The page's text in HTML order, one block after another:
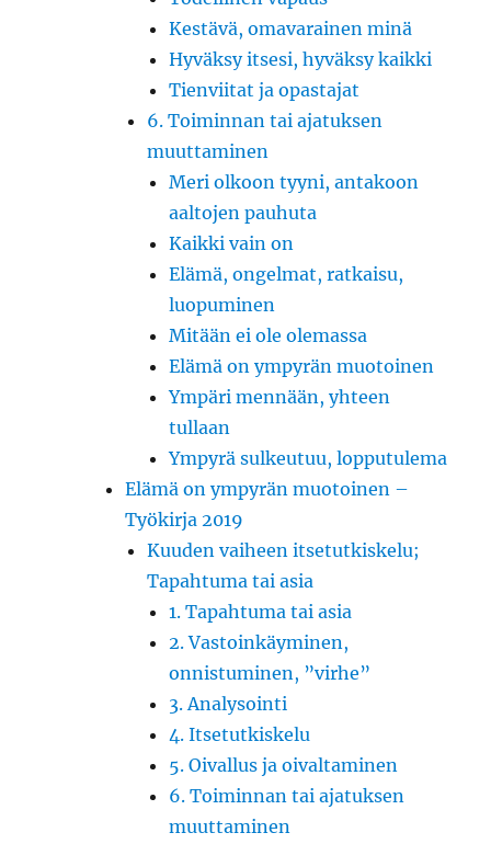
Kestävä, omavarainen minä
Hyväksy itsesi, hyväksy kaikki
Tienviitat ja opastajat
6. Toiminnan tai ajatuksen
muuttaminen
Meri olkoon tyyni, antakoon
aaltojen pauhuta
Kaikki vain on
Elämä, ongelmat, ratkaisu,
luopuminen
Mitään ei ole olemassa
Elämä on ympyrän muotoinen
Ympäri mennään, yhteen
tullaan
Ympyrä sulkeutuu, lopputulema
Elämä on ympyrän muotoinen –
Työkirja 2019
Kuuden vaiheen itsetutkiskelu;
Tapahtuma tai asia
1. Tapahtuma tai asia
2. Vastoinkäyminen,
onnistuminen, ”virhe”
3. Analysointi
4. Itsetutkiskelu
5. Oivallus ja oivaltaminen
6. Toiminnan tai ajatuksen
muuttaminen